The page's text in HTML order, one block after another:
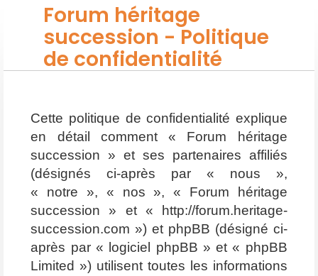
Forum héritage
succession - Politique
de confidentialité
Cette politique de confidentialité explique
en détail comment « Forum héritage
succession » et ses partenaires affiliés
(désignés ci-après par « nous »,
« notre », « nos », « Forum héritage
succession » et « http://forum.heritage-
succession.com ») et phpBB (désigné ci-
après par « logiciel phpBB » et « phpBB
Limited ») utilisent toutes les informations